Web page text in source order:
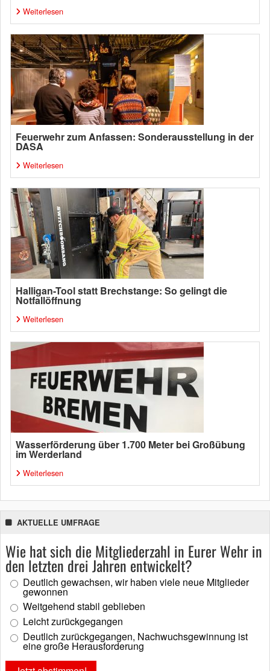
Weiterlesen
Feuerwehr zum Anfassen: Sonderausstellung in der
DASA
Weiterlesen
Halligan-Tool statt Brechstange: So gelingt die
Notfallöffnung
Weiterlesen
Wasserförderung über 1.700 Meter bei Großübung
im Werderland
Weiterlesen
AKTUELLE UMFRAGE
Wie hat sich die Mitgliederzahl in Eurer Wehr in
den letzten drei Jahren entwickelt?
Deutlich gewachsen, wir haben viele neue Mitglieder
gewonnen
Weitgehend stabil geblieben
Leicht zurückgegangen
Deutlich zurückgegangen, Nachwuchsgewinnung ist
eine große Herausforderung